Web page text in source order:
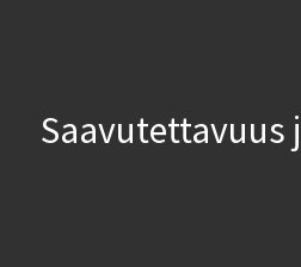
Saavutettavuus